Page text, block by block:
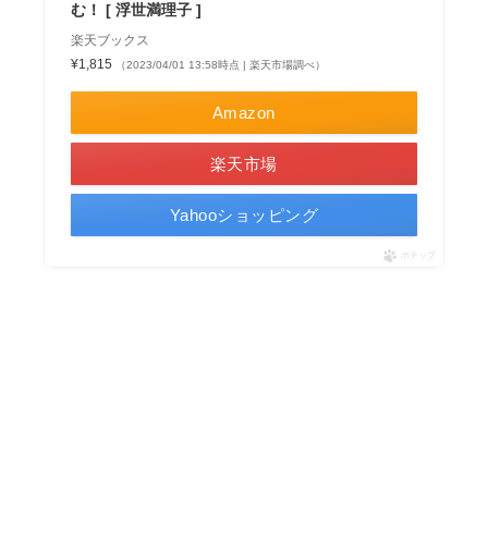
む！ [ 浮世満理子 ]
楽天ブックス
¥1,815
（2023/04/01 13:58時点 | 楽天市場調べ）
Amazon
楽天市場
Yahooショッピング
ポチップ